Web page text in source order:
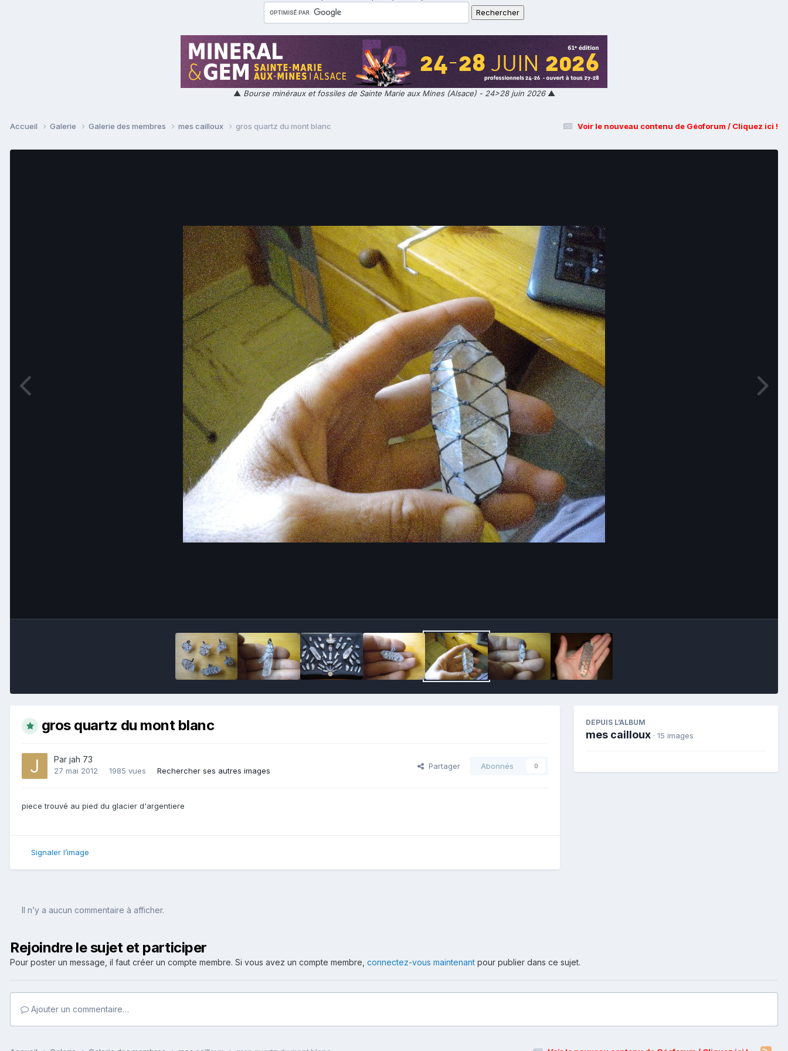
▲ Bourse minéraux et fossiles de Sainte Marie aux Mines (Alsace) - 24>28 juin 2026▲
Voir le nouveau contenu de Géoforum / Cliquez ici !
Accueil Galerie Galerie des membres mes cailloux gros quartz du mont blanc
gros quartz du mont blanc
Par jah 73
27 mai 2012 1985 vues Rechercher ses autres images
Partager Abonnés 0
piece trouvé au pied du glacier d'argentiere
Signaler l’image
DEPUIS L’ALBUM
mes cailloux · 15 images
Il n’y a aucun commentaire à afficher.
Rejoindre le sujet et participer
Pour poster un message, il faut créer un compte membre. Si vous avez un compte membre, connectez-vous maintenant pour publier dans ce sujet.
Ajouter un commentaire…